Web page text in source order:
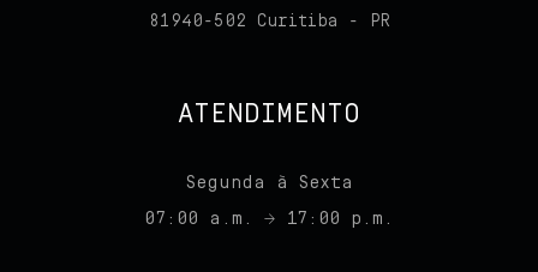
81940-502 Curitiba - PR
ATENDIMENTO
Segunda à Sexta
07:00 a.m. → 17:00 p.m.